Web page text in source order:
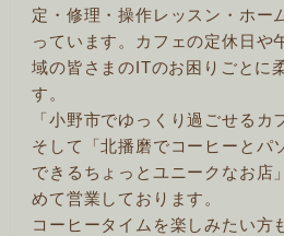
定・修理・操作レッスン・ホー
っています。カフェの定休日や
域の皆さまのITのお困りごとに
す。
「小野市でゆっくり過ごせるカ
そして「北播磨でコーヒーとパ
できるちょっとユニークなお店
めて営業しております。
コーヒータイムを楽しみたい方